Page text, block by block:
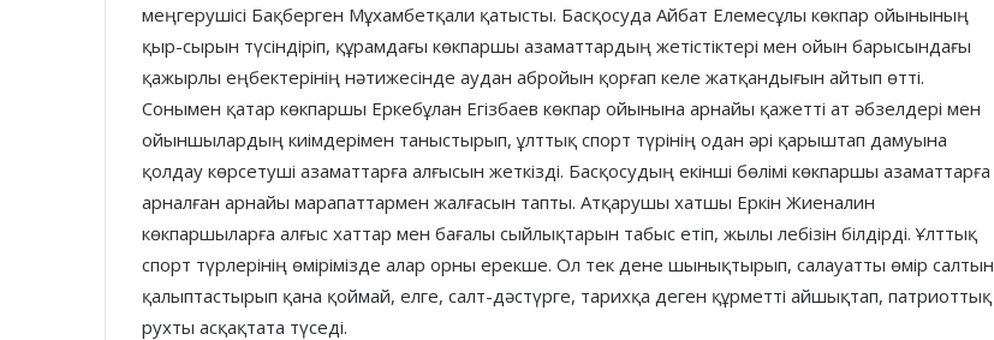
меңгерушісі Бақберген Мұхамбетқали қатысты. Басқосуда Айбат Елемесұлы көкпар ойынының
қыр-сырын түсіндіріп, құрамдағы көкпаршы азаматтардың жетістіктері мен ойын барысындағы
қажырлы еңбектерінің нәтижесінде аудан абройын қорғап келе жатқандығын айтып өтті.
Сонымен қатар көкпаршы Еркебұлан Егізбаев көкпар ойынына арнайы қажетті ат әбзелдері мен
ойыншылардың киімдерімен таныстырып, ұлттық спорт түрінің одан әрі қарыштап дамуына
қолдау көрсетуші азаматтарға алғысын жеткізді. Басқосудың екінші бөлімі көкпаршы азаматтарға
арналған арнайы марапаттармен жалғасын тапты. Атқарушы хатшы Еркін Жиеналин
көкпаршыларға алғыс хаттар мен бағалы сыйлықтарын табыс етіп, жылы лебізін білдірді. Ұлттық
спорт түрлерінің өмірімізде алар орны ерекше. Ол тек дене шынықтырып, салауатты өмір салтын
қалыптастырып қана қоймай, елге, салт-дәстүрге, тарихқа деген құрметті айшықтап, патриоттық
рухты асқақтата түседі.